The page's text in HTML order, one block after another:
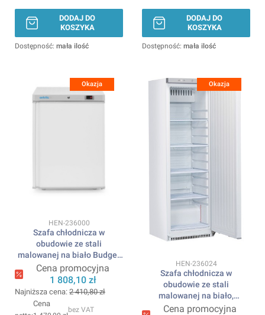
DODAJ DO
KOSZYKA
Dostępność: mała ilość
DODAJ DO
KOSZYKA
Dostępność: mała ilość
Okazja
Kod produktu
HEN-236000
Szafa chłodnicza w
obudowie ze stali
malowanej na biało Budget
Line, biały, 230V/124W,
598x623x(H)838mm ARKTIC
Cena promocyjna
1 808,10 zł
Najniższa cena: 2 410,80 zł
Cena
bez VAT
Okazja
Kod produktu
HEN-236024
Szafa chłodnicza w
obudowie ze stali
malowanej na biało,
600x701x(H)1876mm
Cena promocyjna